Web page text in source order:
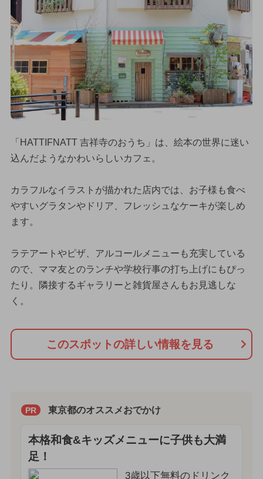
「HATTIFNATT 吉祥寺のおうち」は、絵本の世界に迷い
込んだようなかわいらしいカフェ。
カラフルなイラストが描かれた店内では、お子様も食べ
やすいグラタンやドリア、フレッシュなケーキが楽しめ
ます。
ラテアートやピザ、アルコールメニューも充実している
ので、ママ友とのランチや学校行事の打ち上げにもぴっ
たり。隣接するギャラリーと雑貨屋さんもお見逃しな
く。
このスポットの詳しい情報を見る
PR 東京都のオススメおでかけ
本格和食&キッズメニューに子供も大満
足！
3歳以下無料のドリンク